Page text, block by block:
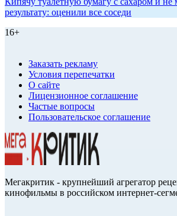
результату: оценили все соседи
16+
Заказать рекламу
Условия перепечатки
О сайте
Лицензионное соглашение
Частые вопросы
Пользовательское соглашение
Мегакритик - крупнейший агрегатор
кинофильмы в российском интернет-